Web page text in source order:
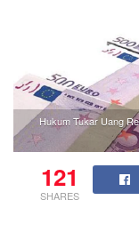
Hukum Tukar Uang
121
SHARES